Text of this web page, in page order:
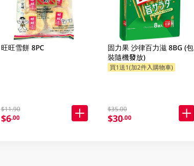
旺旺雪餅 8PC
$11.90
$6.00
固力果 沙律百力滋 8BG (包
裝隨機發放)
買1送1(加2件入購物車)
$35.00
$30.00